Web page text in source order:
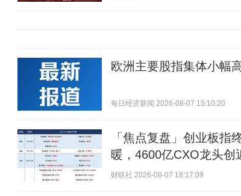
欧洲主要股指集体小幅
每日经济新闻 2026-08-07 15:10:20
「焦点复盘」创业板指
暖，4600亿CXO龙头创
财联社 2026-08-07 18:17:09